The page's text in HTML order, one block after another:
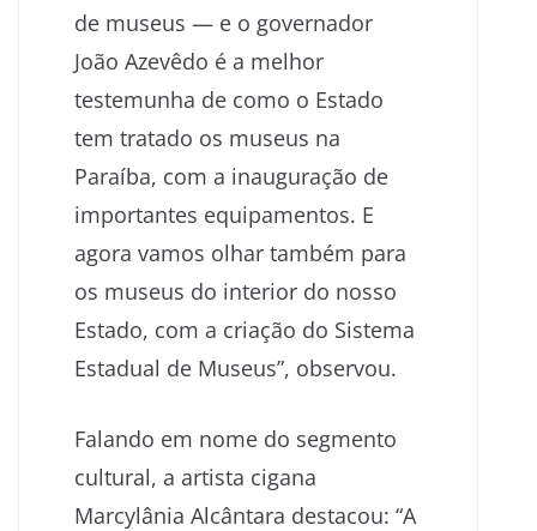
de museus — e o governador
João Azevêdo é a melhor
testemunha de como o Estado
tem tratado os museus na
Paraíba, com a inauguração de
importantes equipamentos. E
agora vamos olhar também para
os museus do interior do nosso
Estado, com a criação do Sistema
Estadual de Museus”, observou.
Falando em nome do segmento
cultural, a artista cigana
Marcylânia Alcântara destacou: “A